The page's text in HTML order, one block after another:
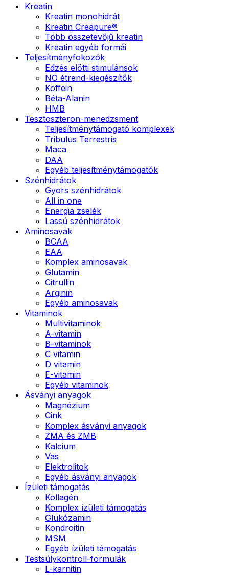
Kreatin
Kreatin monohidrát
Kreatin Creapure®
Több összetevőjű kreatin
Kreatin egyéb formái
Teljesítményfokozók
Edzés előtti stimulánsok
NO étrend-kiegészítők
Koffein
Béta-Alanin
HMB
Tesztoszteron-menedzsment
Teljesítménytámogató komplexek
Tribulus Terrestris
Maca
DAA
Egyéb teljesítménytámogatók
Szénhidrátok
Gyors szénhidrátok
All in one
Energia zselék
Lassú szénhidrátok
Aminosavak
BCAA
EAA
Komplex aminosavak
Glutamin
Citrullin
Arginin
Egyéb aminosavak
Vitaminok
Multivitaminok
A-vitamin
B-vitaminok
C vitamin
D vitamin
E-vitamin
Egyéb vitaminok
Ásványi anyagok
Magnézium
Cink
Komplex ásványi anyagok
ZMA és ZMB
Kalcium
Vas
Elektrolitok
Egyéb ásványi anyagok
Ízületi támogatás
Kollagén
Komplex ízületi támogatás
Glükózamin
Kondroitin
MSM
Egyéb ízületi támogatás
Testsúlykontroll-formulák
L-karnitin